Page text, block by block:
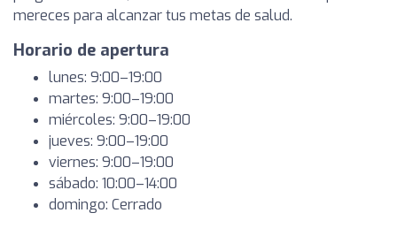
mereces para alcanzar tus metas de salud.
Horario de apertura
lunes: 9:00–19:00
martes: 9:00–19:00
miércoles: 9:00–19:00
jueves: 9:00–19:00
viernes: 9:00–19:00
sábado: 10:00–14:00
domingo: Cerrado